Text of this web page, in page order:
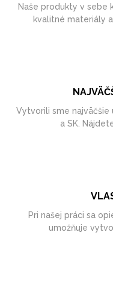
Naše produkty v sebe
kvalitné materiály
Vytvorili sme najväčšie
a SK.
Pri našej práci sa
umožňuje